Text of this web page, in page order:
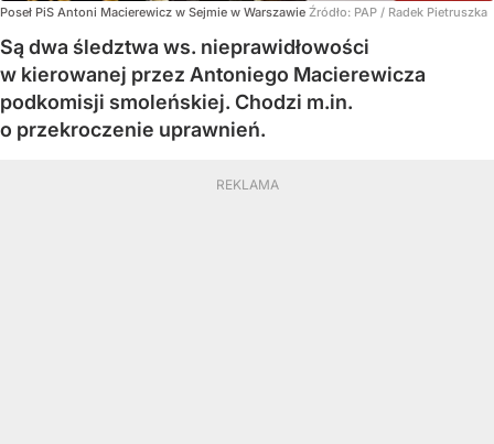
Poseł PiS Antoni Macierewicz w Sejmie w Warszawie Źródło: PAP / Radek Pietruszka
Są dwa śledztwa ws. nieprawidłowości
w kierowanej przez Antoniego Macierewicza
podkomisji smoleńskiej. Chodzi m.in.
o przekroczenie uprawnień.